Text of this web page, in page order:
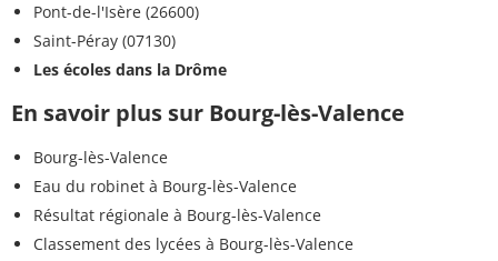
Pont-de-l'Isère (26600)
Saint-Péray (07130)
Les écoles dans la Drôme
En savoir plus sur Bourg-lès-Valence
Bourg-lès-Valence
Eau du robinet à Bourg-lès-Valence
Résultat régionale à Bourg-lès-Valence
Classement des lycées à Bourg-lès-Valence